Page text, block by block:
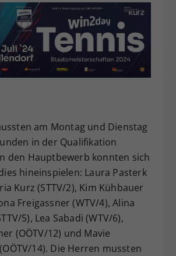
am Montag und Dienstag
in der Qualifikation
den Hauptbewerb konnten sich
hineinspielen: Laura Pasterk
Kurz (STTV/2), Kim Kühbauer
Freigassner (WTV/4), Alina
5), Lea Sabadi (WTV/6),
(OÖTV/12) und Mavie
14). Die Herren mussten